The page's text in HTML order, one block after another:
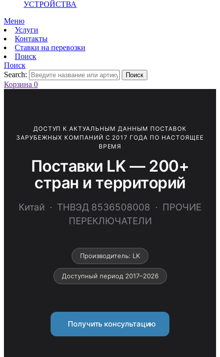
УСТРОЙСТВА
Меню
Услуги
Контакты
Ставки на перевозки
Поиск
Поиск
Search:
Поиск
Корзина 0
ДОСТУП К АКТУАЛЬНЫМ ДАННЫМ ПОСТАВОК
ЗАРУБЕЖНЫХ КОМПАНИЙ С 2017 ГОДА ПО НАСТОЯЩЕЕ
ВРЕМЯ
Поставки LK — 200+
стран и территорий
Китай · ТНВЭД 8536508008 · ПРОЧИЕ
ПЕРЕКЛЮЧАТЕЛИ
Производитель: LK
Доступный период 2017–2026
Получить консультацию